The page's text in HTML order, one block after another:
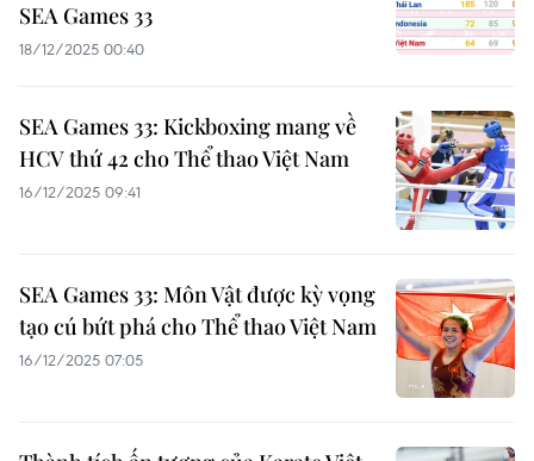
SEA Games 33
18/12/2025 00:40
SEA Games 33: Kickboxing mang về
HCV thứ 42 cho Thể thao Việt Nam
16/12/2025 09:41
SEA Games 33: Môn Vật được kỳ vọng
tạo cú bứt phá cho Thể thao Việt Nam
16/12/2025 07:05